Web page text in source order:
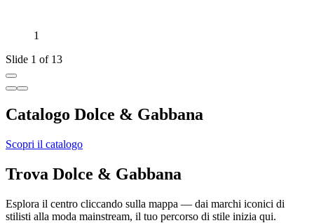
1
Slide 1 of 13
Catalogo Dolce & Gabbana
Scopri il catalogo
Trova Dolce & Gabbana
Esplora il centro cliccando sulla mappa — dai marchi iconici di
stilisti alla moda mainstream, il tuo percorso di stile inizia qui.